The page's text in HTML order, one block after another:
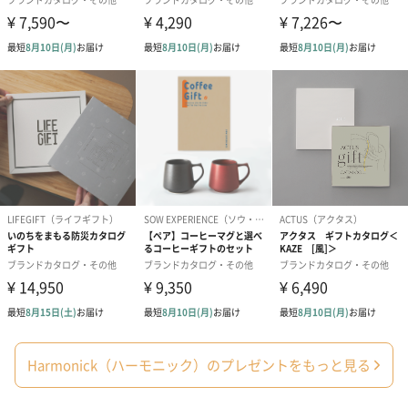
あり（280円）
メッセージカード（通常・写真・グリーティング）
誕生日や結婚祝い・出産祝いなど、様々なシーンのメッセージカ
ードを同梱します。
メッセージカードや封筒のデザインは一部変更する場合がありま
す。
写真付きメッセージカ
ード（680円）
写真付きメッセージカ
ード（Thank you）ピ
【誕生日】
Birthday ホワ
Harmonick（ハーモニック）のプレゼントをもっと見る